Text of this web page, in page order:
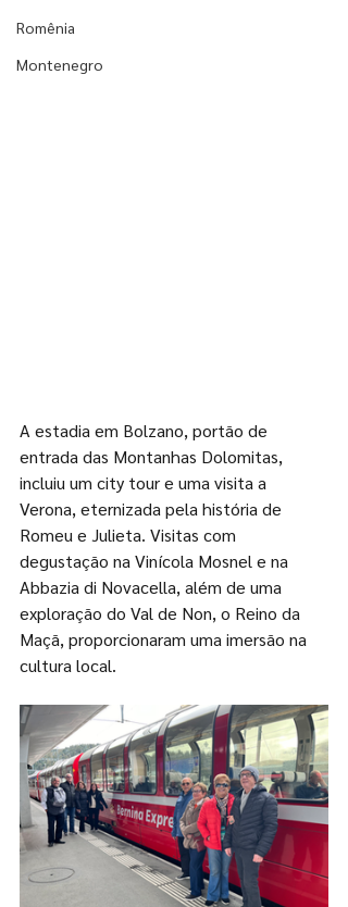
Romênia
Montenegro
A estadia em Bolzano, portão de
entrada das Montanhas Dolomitas,
incluiu um city tour e uma visita a
Verona, eternizada pela história de
Romeu e Julieta. Visitas com
degustação na Vinícola Mosnel e na
Abbazia di Novacella, além de uma
exploração do Val de Non, o Reino da
Maçã, proporcionaram uma imersão na
cultura local.